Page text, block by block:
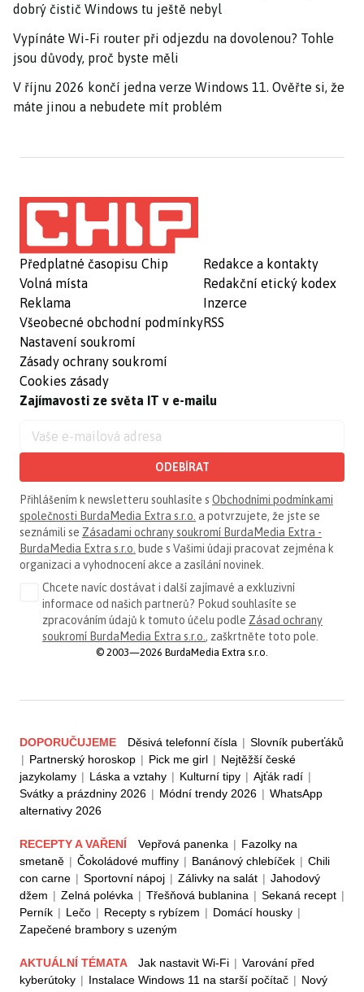
dobrý čistič Windows tu ještě nebyl
Vypínáte Wi-Fi router při odjezdu na dovolenou? Tohle
jsou důvody, proč byste měli
V říjnu 2026 končí jedna verze Windows 11. Ověřte si, že
máte jinou a nebudete mít problém
Předplatné časopisu Chip
Volná místa
Reklama
Všeobecné obchodní podmínky
Nastavení soukromí
Zásady ochrany soukromí
Cookies zásady
Redakce a kontakty
Redakční etický kodex
Inzerce
RSS
Zajímavosti ze světa IT v e-mailu
ODEBÍRAT
Přihlášením k newsletteru souhlasíte s Obchodními podmínkami
společnosti BurdaMedia Extra s.r.o. a potvrzujete, že jste se
seznámili se Zásadami ochrany soukromí BurdaMedia Extra -
BurdaMedia Extra s.r.o. bude s Vašimi údaji pracovat zejména k
organizaci a vyhodnocení akce a zasílání novinek.
Chcete navíc dostávat i další zajímavé a exkluzivní
informace od našich partnerů? Pokud souhlasíte se
zpracováním údajů k tomuto účelu podle Zásad ochrany
soukromí BurdaMedia Extra s.r.o. , zaškrtněte toto pole.
© 2003—2026 BurdaMedia Extra s.r.o.
DOPORUČUJEME Děsivá telefonní čísla | Slovník puberťáků
| Partnerský horoskop | Pick me girl | Nejtěžší české
jazykolamy | Láska a vztahy | Kulturní tipy | Ajťák radí |
Svátky a prázdniny 2026 | Módní trendy 2026 | WhatsApp
alternativy 2026
RECEPTY A VAŘENÍ Vepřová panenka | Fazolky na
smetaně | Čokoládové muffiny | Banánový chlebíček | Chili
con carne | Sportovní nápoj | Zálivky na salát | Jahodový
džem | Zelná polévka | Třešňová bublanina | Sekaná recept |
Perník | Lečo | Recepty s rybízem | Domácí housky |
Zapečené brambory s uzeným
AKTUÁLNÍ TÉMATA Jak nastavit Wi-Fi | Varování před
kyberútoky | Instalace Windows 11 na starší počítač | Nový